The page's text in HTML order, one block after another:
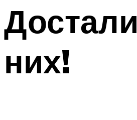
них!